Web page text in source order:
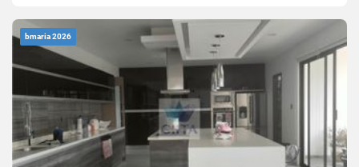
bmaria 2026